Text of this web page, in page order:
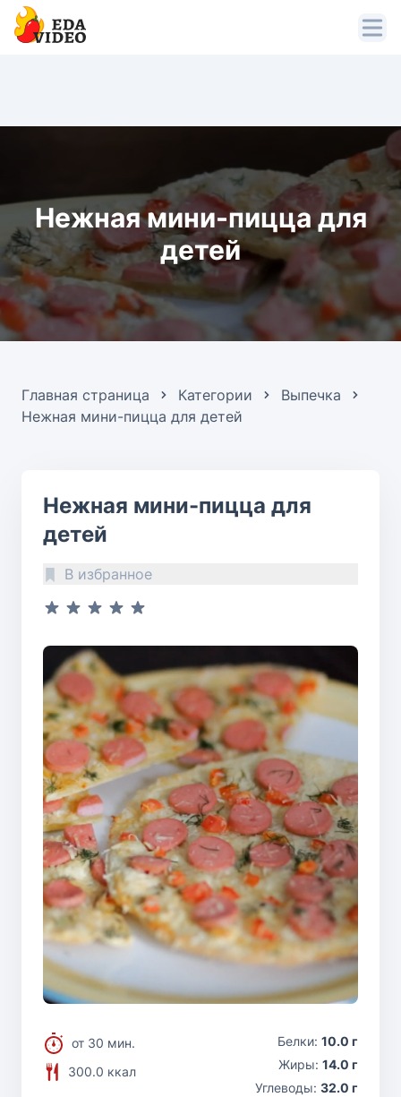
Нежная мини-пицца для
детей
Главная страница Категории
Выпечка
Нежная мини-пицца для детей
Нежная мини-пицца для
детей
В избранное
от 30 мин.
300.0 ккал
Белки: 10.0 г
Жиры: 14.0 г
Углеводы: 32.0 г